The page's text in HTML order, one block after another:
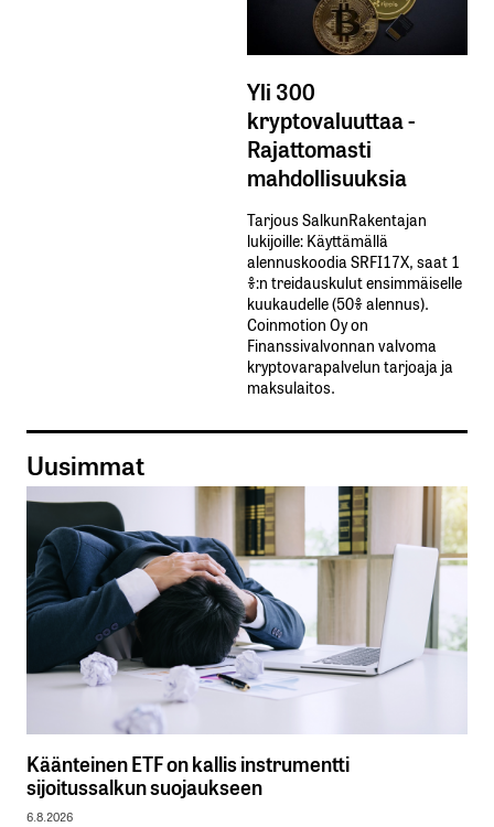
Yli 300
kryptovaluuttaa -
Rajattomasti
mahdollisuuksia
Tarjous SalkunRakentajan
lukijoille: Käyttämällä​ ​
alennuskoodia​ ​SRFI17X,​ ​saat​ ​1
%:n treidauskulut​ ​ensimmäiselle​ ​
kuukaudelle​ ​(50%​ ​alennus).
Coinmotion Oy on
Finanssivalvonnan valvoma
kryptovarapalvelun tarjoaja ja
maksulaitos.
Uusimmat
Käänteinen ETF on kallis instrumentti
sijoitussalkun suojaukseen
6.8.2026